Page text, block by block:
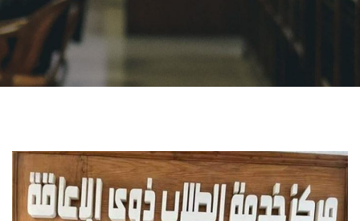
المراكز والوحدات
الأنظمة الذكية
تواصل معنا
الطلاب